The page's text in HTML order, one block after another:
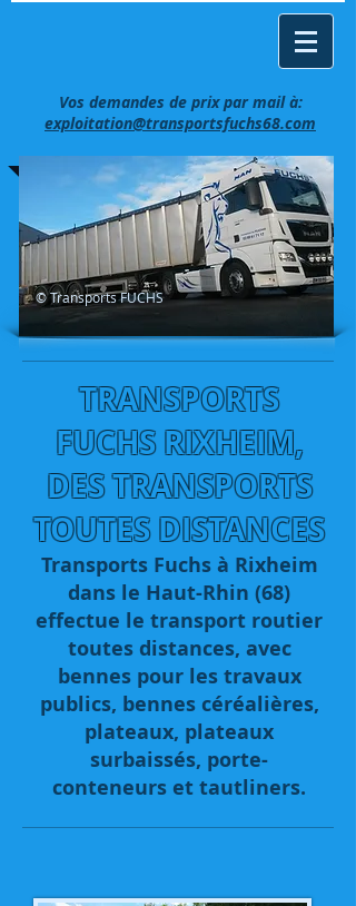
Vos demandes de prix par mail à:
exploitation@transportsfuchs68.com
TRANSPORTS
FUCHS RIXHEIM,
DES TRANSPORTS
TOUTES DISTANCES
Transports Fuchs à Rixheim
dans le Haut-Rhin (68)
effectue le transport routier
toutes distances, avec
bennes pour les travaux
publics, bennes céréalières,
plateaux, plateaux
surbaissés, porte-
conteneurs et tautliners.
© Transports FUCHS